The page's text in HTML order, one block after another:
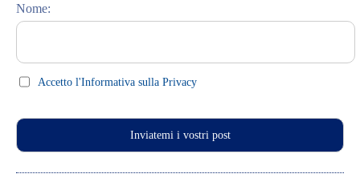
Celebrations (праздники)
Nome:
Accetto l'Informativa sulla Privacy